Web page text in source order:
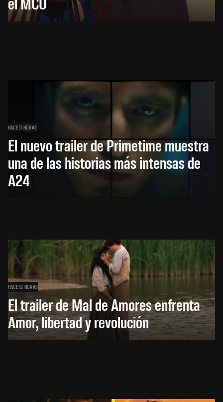
HACE 11 HORAS
El nuevo trailer de Primetime muestra
una de las historias más intensas de
A24
HACE 12 HORAS
El trailer de Mal de Amores enfrenta
Amor, libertad y revolución